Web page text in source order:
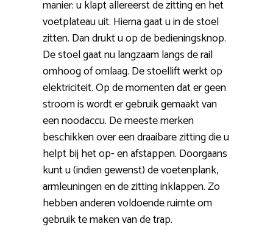
manier: u klapt allereerst de zitting en het
voetplateau uit. Hierna gaat u in de stoel
zitten. Dan drukt u op de bedieningsknop.
De stoel gaat nu langzaam langs de rail
omhoog of omlaag. De stoellift werkt op
elektriciteit. Op de momenten dat er geen
stroom is wordt er gebruik gemaakt van
een noodaccu. De meeste merken
beschikken over een draaibare zitting die u
helpt bij het op- en afstappen. Doorgaans
kunt u (indien gewenst) de voetenplank,
armleuningen en de zitting inklappen. Zo
hebben anderen voldoende ruimte om
gebruik te maken van de trap.